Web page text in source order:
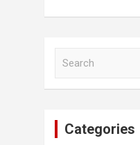
Categories